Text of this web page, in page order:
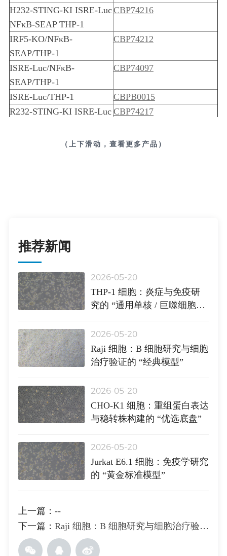
H232-STING-KI ISRE-Luc
NFκB-SEAP THP-1
CBP74216
IRF5-KO/NFκB-
SEAP/THP-1
CBP74212
ISRE-Luc/NFκB-
SEAP/THP-1
CBP74097
ISRE-Luc/THP-1
CBPB0015
R232-STING-KI ISRE-Luc CBP74217
S154-STING-KI ISRE-Luc CBP74218
THP-1-Luc
NFAT-Luc/THP-1
NFκB-Luc/THP-1
想了解更多产品，可联系我们
（上下滑动，查看更多产品）
推荐新闻
2026-05-20
THP-1 细胞：炎症与免疫研
究的 “通用单核 / 巨噬细胞模
2026-05-20
Raji 细胞：B 细胞研究与细胞
治疗验证的 “经典模型”
2026-05-20
CHO-K1 细胞：重组蛋白表达
与稳转株构建的 “优选底盘”
2026-05-20
Jurkat E6.1 细胞：免疫学研究
的 “黄金标准模型”
上一篇： --
下一篇： Raji 细胞：B 细胞研究与细胞治疗验证的 “经典模型”